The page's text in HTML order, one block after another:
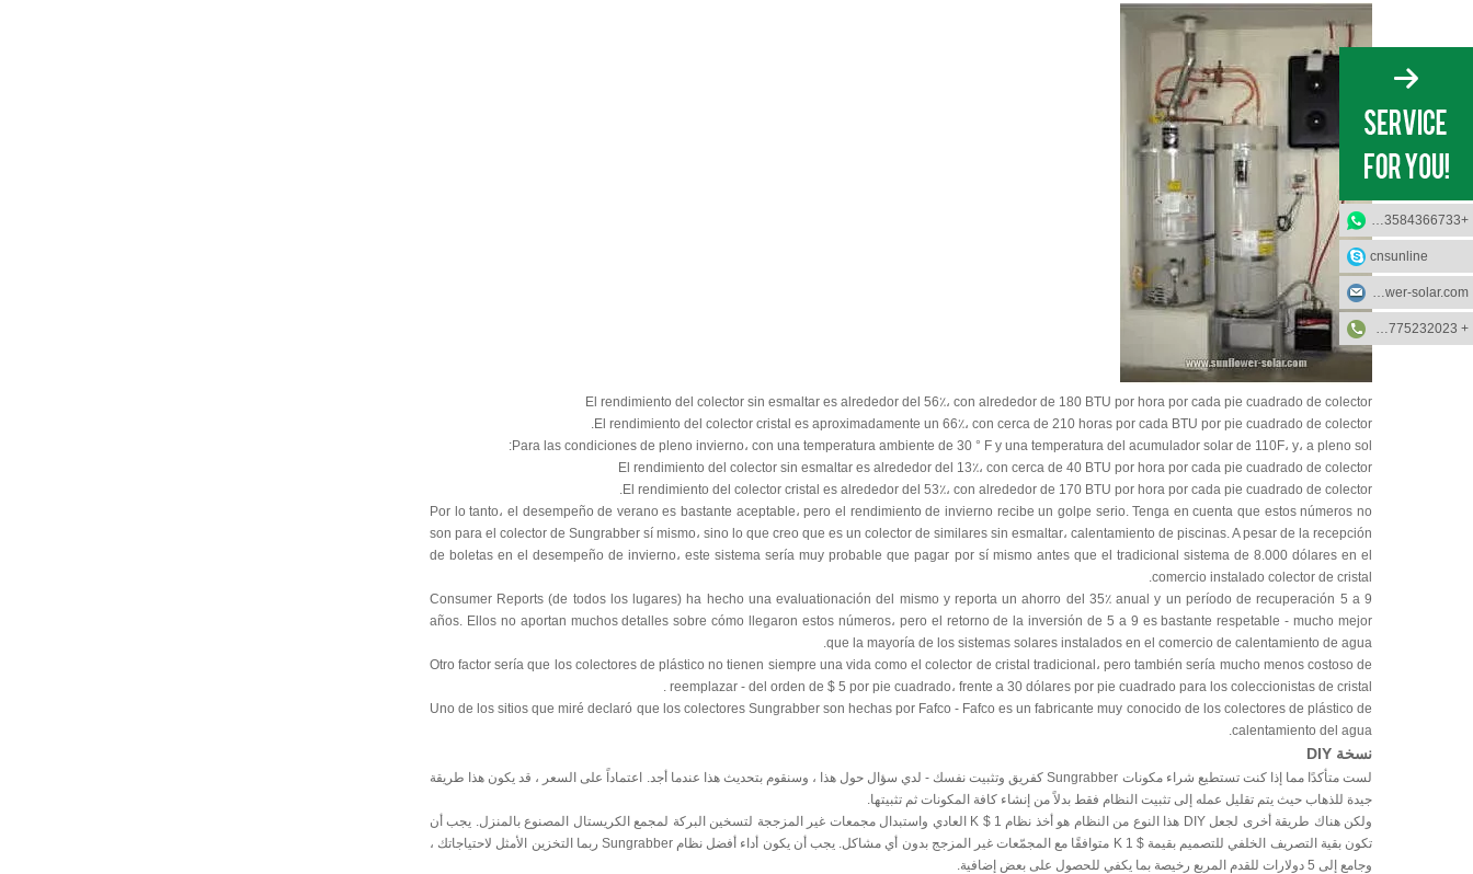
El rendimiento del colector sin esmaltar es alrededor del 56٪، con alrededor de 180 BTU por hora por cada pie cuadrado de colector
El rendimiento del colector cristal es aproximadamente un 66٪، con cerca de 210 horas por cada BTU por pie cuadrado de colector.
Para las condiciones de pleno invierno، con una temperatura ambiente de 30 ° F y una temperatura del acumulador solar de 110F، y، a pleno sol:
El rendimiento del colector sin esmaltar es alrededor del 13٪، con cerca de 40 BTU por hora por cada pie cuadrado de colector
El rendimiento del colector cristal es alrededor del 53٪، con alrededor de 170 BTU por hora por cada pie cuadrado de colector.
Por lo tanto، el desempeño de verano es bastante aceptable، pero el rendimiento de invierno recibe un golpe serio. Tenga en cuenta que estos números no
son para el colector de Sungrabber sí mismo، sino lo que creo que es un colector de similares sin esmaltar، calentamiento de piscinas. A pesar de la recepción
de boletas en el desempeño de invierno، este sistema sería muy probable que pagar por sí mismo antes que el tradicional sistema de 8.000 dólares en el
comercio instalado colector de cristal.
Consumer Reports (de todos los lugares) ha hecho una evaluationación del mismo y reporta un ahorro del 35٪ anual y un período de recuperación 5 a 9
años. Ellos no aportan muchos detalles sobre cómo llegaron estos números، pero el retorno de la inversión de 5 a 9 es bastante respetable - mucho mejor
que la mayoría de los sistemas solares instalados en el comercio de calentamiento de agua.
Otro factor sería que los colectores de plástico no tienen siempre una vida como el colector de cristal tradicional، pero también sería mucho menos costoso de
reemplazar - del orden de $ 5 por pie cuadrado، frente a 30 dólares por pie cuadrado para los coleccionistas de cristal .
Uno de los sitios que miré declaró que los colectores Sungrabber son hechas por Fafco - Fafco es un fabricante muy conocido de los colectores de plástico de
calentamiento del agua.
نسخة DIY
لست متأكدًا مما إذا كنت تستطيع شراء مكونات Sungrabber كفريق وتثبيت نفسك - لدي سؤال حول هذا ، وسنقوم بتحديث هذا عندما أجد. اعتماداً على السعر ، قد يكون هذا طريقة
جيدة للذهاب حيث يتم تقليل عمله إلى تثبيت النظام فقط بدلاً من إنشاء كافة المكونات ثم تثبيتها.
ولكن هناك طريقة أخرى لجعل DIY هذا النوع من النظام هو أخذ نظام K $ 1 العادي واستبدال مجمعات غير المزججة لتسخين البركة لمجمع الكريستال المصنوع بالمنزل. يجب أن
تكون بقية التصريف الخلفي للتصميم بقيمة $ 1 K متوافقًا مع المجمّعات غير المزجج بدون أي مشاكل. يجب أن يكون أداء أفضل نظام Sungrabber ربما التخزين الأمثل لاحتياجاتك ،
وجامع إلى 5 دولارات للقدم المربع رخيصة بما يكفي للحصول على بعض إضافية.
cnsunline